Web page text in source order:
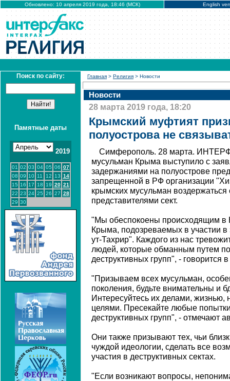
Обновлено: 10 апреля 2019 года, 18:46 (МСК) English
Поиск по сайту:
Памятные даты
2019
01 02 03 04 05 06 07
08 09 10 11 12 13 14
15 16 17 18 19 20 21
22 23 24 25 26 27 28
29 30
Главная > Религия > Новости
Новости
28 марта 2019 года, 18:20
Крымский муфтият
полуострова не
Симферополь. 28 марта.
мусульман Крыма выступило с
задержаниями на полуострове
запрещенной в РФ организации
крымских мусульман воздержаться
представителями сект.
"Мы обеспокоены происходящим в
Крыма, подозреваемых в участии в
ут-Тахрир". Каждого из нас
людей, которые обманным путем
деструктивных групп", -
"Призываем всех мусульман,
поколения, будьте внимательны и
Интересуйтесь их делами, жизнью,
целями. Пресекайте любые
деструктивных групп", - отмечают
Они также призывают тех, чьи
чуждой идеологии, сделать все
участия в деструктивных сектах.
"Если возникают вопросы,